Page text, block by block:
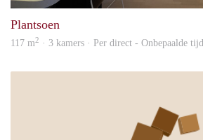
Plantsoen
117 m2 · 3 kamers · Per direct - Onbepaalde tijd